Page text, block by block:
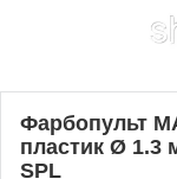
Фарбопульт
пластик Ø 1.3
SPL